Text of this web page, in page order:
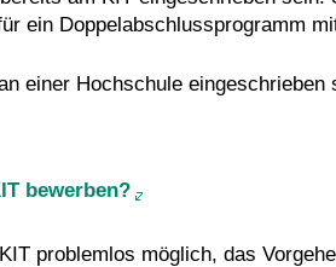
ein Doppelabschlussprogramm
einer Hochschule
bewerben?
problemlos möglich, das